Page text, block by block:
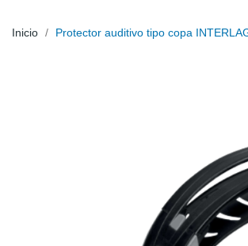
Inicio Protector auditivo tipo copa